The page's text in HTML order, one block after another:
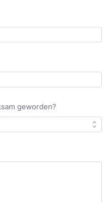
geworden?